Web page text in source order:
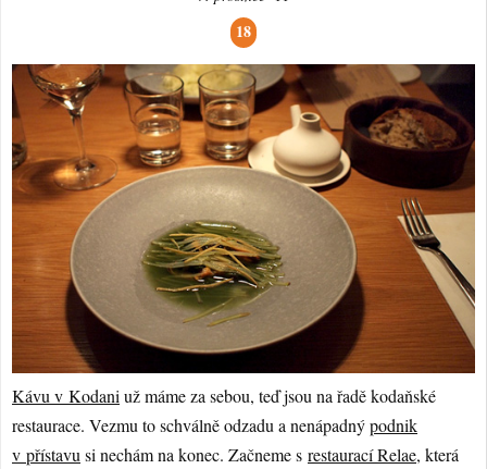
18
Kávu v Kodani už máme za sebou, teď jsou na řadě kodaňské
restaurace. Vezmu to schválně odzadu a nenápadnýpodnik
v přístavu si nechám na konec. Začneme s restaurací Relae, která